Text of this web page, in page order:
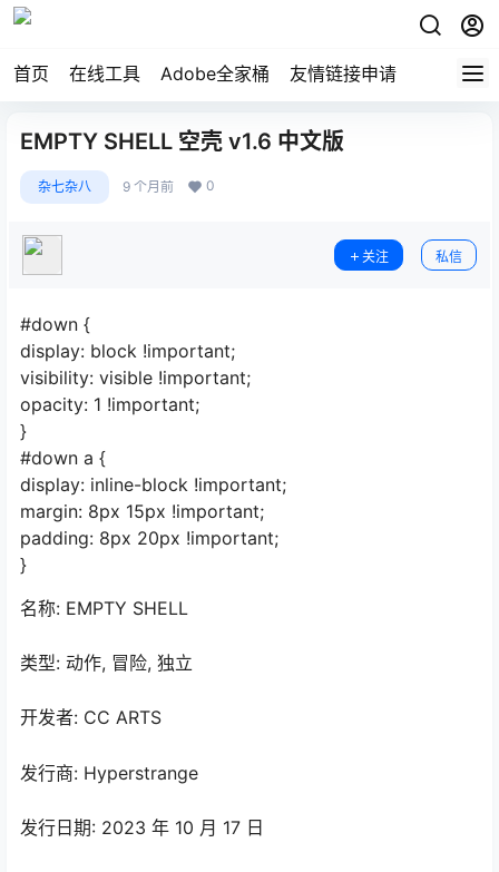
首页 在线工具 Adobe全家桶 友情链接申请
EMPTY SHELL 空壳 v1.6 中文版
杂七杂八 9 个月前 0
关注 私信
#down {
display: block !important;
visibility: visible !important;
opacity: 1 !important;
}
#down a {
display: inline-block !important;
margin: 8px 15px !important;
padding: 8px 20px !important;
}
名称: EMPTY SHELL
类型: 动作, 冒险, 独立
开发者: CC ARTS
发行商: Hyperstrange
发行日期: 2023 年 10 月 17 日